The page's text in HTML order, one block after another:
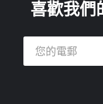
喜歡我們